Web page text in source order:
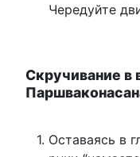
Чередуйте
Скручивание в
Оставаясь в